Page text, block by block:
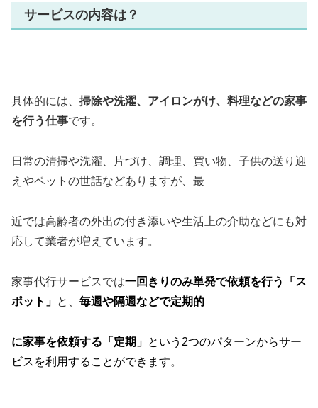
サービスの内容は？
具体的には、 掃除や洗濯、アイロンがけ、料理などの家事
を行う仕事です。
日常の清掃や洗濯、片づけ、調理、買い物、子供の送り迎
えやペットの世話などありますが、最
近では高齢者の外出の付き添いや生活上の介助などにも対
応して業者が増えています。
家事代行サービスでは一回きりのみ単発で依頼を行う「ス
ポット」 と、 毎週や隔週などで定期的
に家事を依頼する「定期」 という2つのパターンからサー
ビスを利用することができます。